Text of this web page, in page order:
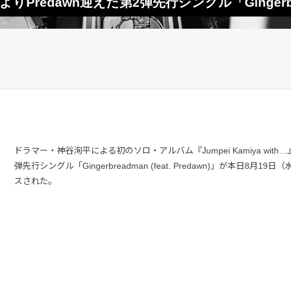
ドラマー・神谷洵平による初のソロ・アルバム『Jumpei Kamiya with…
弾先行シングル「Gingerbreadman (feat. Predawn)」が本日8月19日（
スされた。